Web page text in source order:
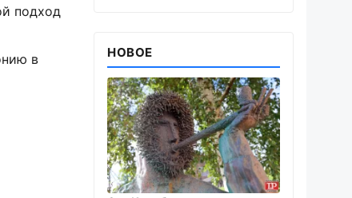
подход
в
НОВОЕ